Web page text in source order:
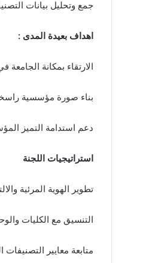
جمع وتحليل بيانات
اهداف بعيدة المدى :
الارتقاء بمكانة الجامعة
بناء صورة مؤسسية
دعم استدامة التميز
استراتيجيات اللجنة
تطوير الهوية المرئية
التنسيق مع الكليات
متابعة معايير